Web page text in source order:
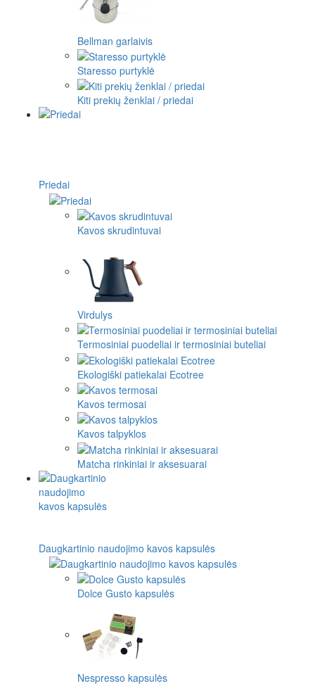
Bellman garlaivis
Staresso purtyklė
Kiti prekių ženklai / priedai
Priedai
Kavos skrudintuvai
Virdulys
Termosiniai puodeliai ir termosiniai buteliai
Ekologiški patiekalai Ecotree
Kavos termosai
Kavos talpyklos
Matcha rinkiniai ir aksesuarai
Daugkartinio naudojimo kavos kapsulės
Dolce Gusto kapsulės
Nespresso kapsulės